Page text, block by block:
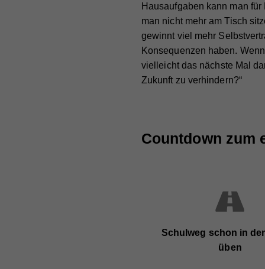
Hausaufgaben kann man
man nicht mehr am Tisch
gewinnt viel mehr
Konsequenzen haben.
vielleicht das nächste Mal
Zukunft zu verhindern?“
Countdown zum
Schulweg schon in
üben